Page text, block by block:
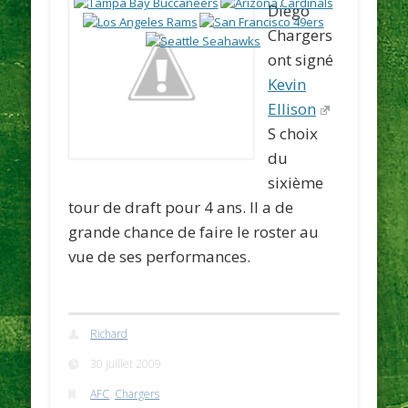
Diego
Chargers
ont signé
Kevin
Ellison
S choix
du
sixième
tour de draft pour 4 ans. Il a de
grande chance de faire le roster au
vue de ses performances.
Richard
30 juillet 2009
AFC, Chargers